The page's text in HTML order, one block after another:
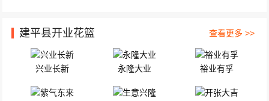
建平县开业花篮 查看更多 >>
兴业长新 永隆大业 裕业有孚